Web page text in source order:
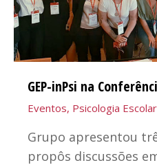
GEP-inPsi na
Eventos, Psicologia Escolar
Grupo apresentou
propôs discussões